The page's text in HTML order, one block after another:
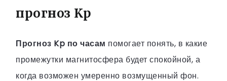
прогноз Kp
Прогноз Kp по часам помогает понять, в какие
промежутки магнитосфера будет спокойной, а
когда возможен умеренно возмущенный фон.